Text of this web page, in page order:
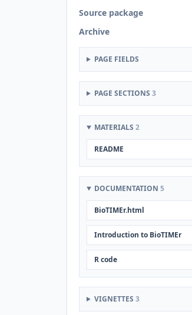
Source package
Archive
PAGE FIELDS
PAGE SECTIONS 3
MATERIALS 2
README
DOCUMENTATION 5
BioTIMEr.html
Introduction to BioTIMEr
R code
VIGNETTES 3